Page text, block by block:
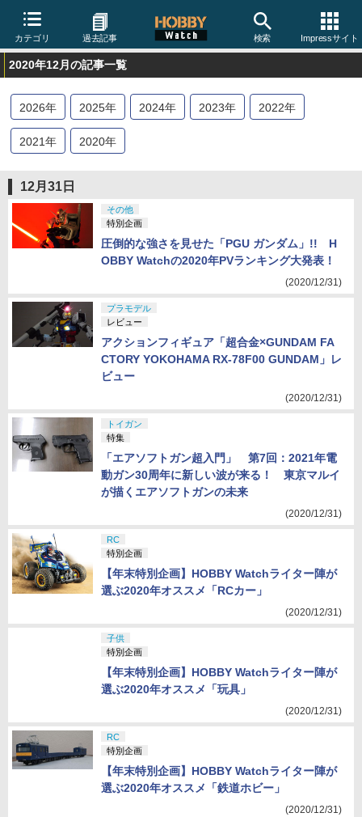
カテゴリ 過去記事 検索 Impressサイト
2020年12月の記事一覧
2026年 2025年 2024年 2023年 2022年
2021年 2020年
12月31日
その他
特別企画
圧倒的な強さを見せた「PGU ガンダム」!! H
OBBY Watchの2020年PVランキング大発表！
(2020/12/31)
プラモデル
レビュー
アクションフィギュア「超合金×GUNDAM FA
CTORY YOKOHAMA RX-78F00 GUNDAM」レ
ビュー
(2020/12/31)
トイガン
特集
「エアソフトガン超入門」 第7回：2021年電
動ガン30周年に新しい波が来る！ 東京マルイ
が描くエアソフトガンの未来
(2020/12/31)
RC
特別企画
【年末特別企画】HOBBY Watchライター陣が
選ぶ2020年オススメ「RCカー」
(2020/12/31)
子供
特別企画
【年末特別企画】HOBBY Watchライター陣が
選ぶ2020年オススメ「玩具」
(2020/12/31)
RC
特別企画
【年末特別企画】HOBBY Watchライター陣が
選ぶ2020年オススメ「鉄道ホビー」
(2020/12/31)